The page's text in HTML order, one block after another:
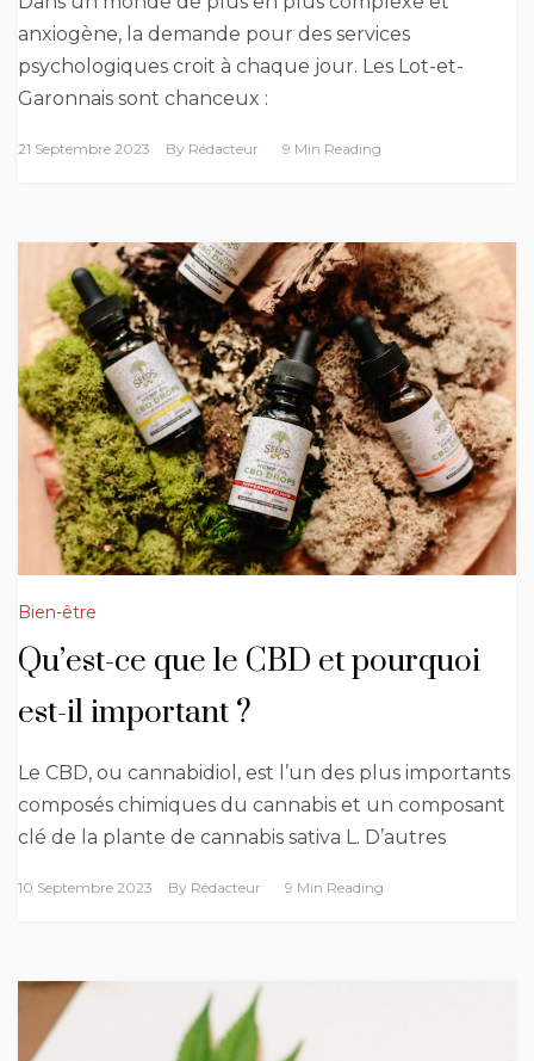
anxiogène, la demande pour des services
psychologiques croit à chaque jour. Les Lot-et-
Garonnais sont chanceux :
21 Septembre 2023 By Rédacteur 9 Min Reading
Bien-être
Qu’est-ce que le CBD et pourquoi
est-il important ?
Le CBD, ou cannabidiol, est l’un des plus importants
composés chimiques du cannabis et un composant
clé de la plante de cannabis sativa L. D’autres
10 Septembre 2023 By Rédacteur 9 Min Reading